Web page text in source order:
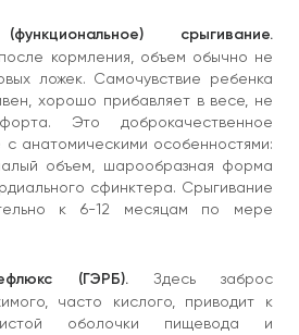
срыгивание.
кормления, объем обычно не
ложек. Самочувствие ребенка
хорошо прибавляет в весе, не
Это доброкачественное
с анатомическими особенностями:
объем, шарообразная форма
сфинктера. Срыгивание
к 6-12 месяцам по мере
(ГЭРБ). Здесь заброс
часто кислого, приводит к
оболочки пищевода и